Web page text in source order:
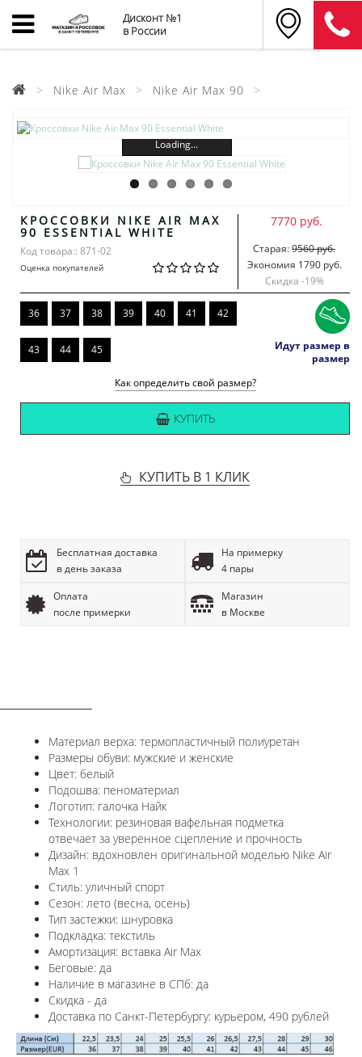
Дисконт №1
в России
Nike Air Max Nike Air Max 90
Loading...
КРОССОВКИ NIKE AIR MAX
90 ESSENTIAL WHITE
Код товара:: 871-02
Оценка покупателей
7770 руб.
Старая:9560 руб.
Экономия 1790 руб.
Скидка -19%
36 37 38 39 40 41 42
43 44 45
Идут размер в
размер
Как определить свой размер?
КУПИТЬ
КУПИТЬ В 1 КЛИК
Бесплатная доставка
в день заказа
На примерку
4 пары
Оплата
после примерки
Магазин
в Москве
Материал верха: термопластичный полиуретан
Размеры обуви: мужские и женские
Цвет: белый
Подошва: пеноматериал
Логотип: галочка Найк
Технологии: резиновая вафельная подметка
отвечает за уверенное сцепление и прочность
Дизайн: вдохновлен оригинальной моделью Nike Air
Max 1
Стиль: уличный спорт
Сезон: лето (весна, осень)
Тип застежки: шнуровка
Подкладка: текстиль
Амортизация: вставка Air Max
Беговые: да
Наличие в магазине в СПб: да
Скидка - да
Доставка по Санкт-Петербургу: курьером, 490 рублей